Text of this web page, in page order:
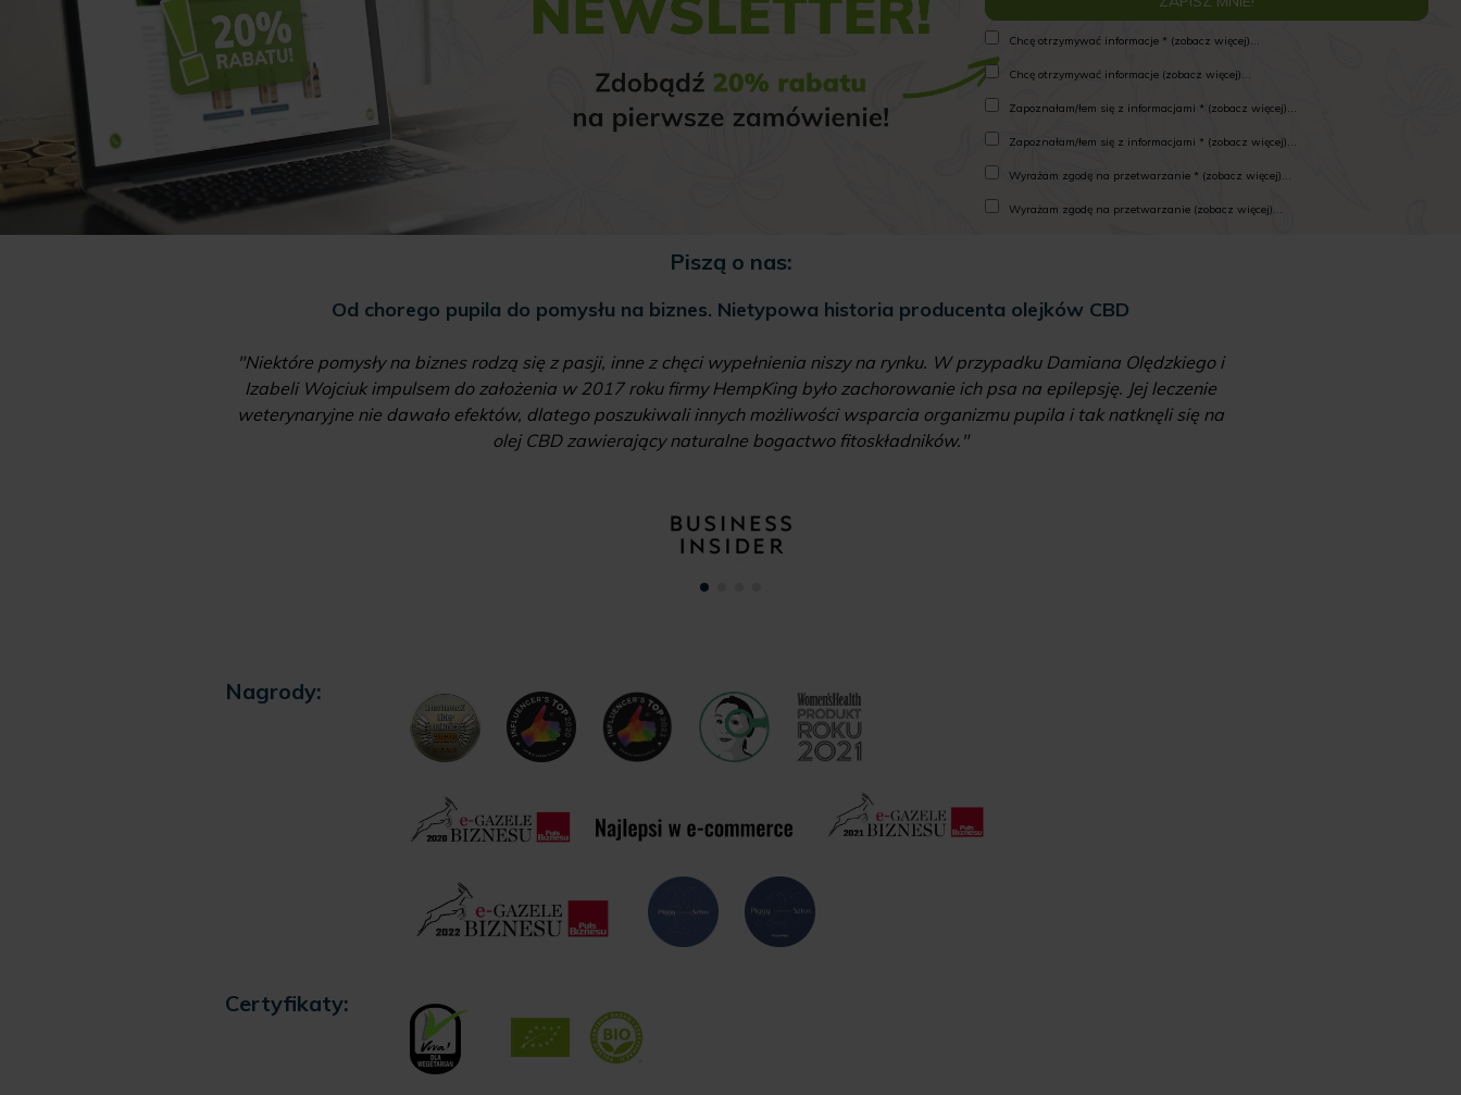
Chcę otrzymywać informacje * (zobacz więcej)...
Chcę otrzymywać informacje (zobacz więcej)...
Zapoznałam/łem się z informacjami * (zobacz więcej)...
Zapoznałam/łem się z informacjami * (zobacz więcej)...
Wyrażam zgodę na przetwarzanie * (zobacz więcej)...
Wyrażam zgodę na przetwarzanie (zobacz więcej)...
Piszą o nas:
Od chorego pupila do pomysłu na biznes. Nietypowa historia producenta olejków CBD
"Niektóre pomysły na biznes rodzą się z pasji, inne z chęci wypełnienia niszy na rynku. W przypadku Damiana Olędzkiego i
Izabeli Wojciuk impulsem do założenia w 2017 roku firmy HempKing było zachorowanie ich psa na epilepsję. Jej leczenie
weterynaryjne nie dawało efektów, dlatego poszukiwali innych możliwości wsparcia organizmu pupila i tak natknęli się na
olej CBD zawierający naturalne bogactwo fitoskładników."
Nagrody:
Certyfikaty: